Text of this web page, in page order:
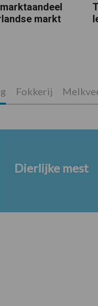
markt
Fokkerij
Dierlijke mest